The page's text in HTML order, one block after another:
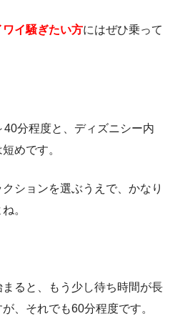
イ騒ぎたい方にはぜひ乗って
分程度と、ディズニシー内
めです。
ションを選ぶうえで、かなり
。
ると、もう少し待ち時間が長
、それでも60分程度です。